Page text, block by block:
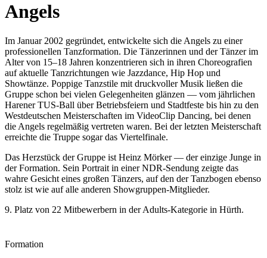
Angels
Im Januar 2002 gegründet, entwickelte sich die Angels zu einer
professionellen Tanzformation. Die Tänzerinnen und der Tänzer im
Alter von 15–18 Jahren konzentrieren sich in ihren Choreografien
auf aktuelle Tanzrichtungen wie Jazzdance, Hip Hop und
Showtänze. Poppige Tanzstile mit druckvoller Musik ließen die
Gruppe schon bei vielen Gelegenheiten glänzen — vom jährlichen
Harener TUS-Ball über Betriebsfeiern und Stadtfeste bis hin zu den
Westdeutschen Meisterschaften im VideoClip Dancing, bei denen
die Angels regelmäßig vertreten waren. Bei der letzten Meisterschaft
erreichte die Truppe sogar das Viertelfinale.
Das Herzstück der Gruppe ist Heinz Mörker — der einzige Junge in
der Formation. Sein Portrait in einer NDR-Sendung zeigte das
wahre Gesicht eines großen Tänzers, auf den der Tanzbogen ebenso
stolz ist wie auf alle anderen Showgruppen-Mitglieder.
9. Platz von 22 Mitbewerbern in der Adults-Kategorie in Hürth.
Formation